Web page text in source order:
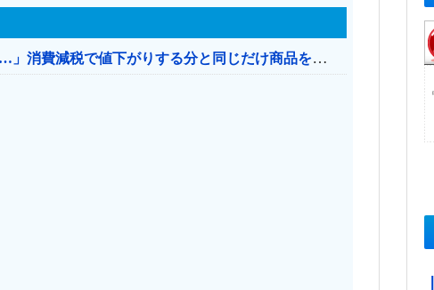
【消費税率1％】 「下げるのが筋なんですけど…」消費減税で値下がりする分と同じだけ商品を値上げして店頭価格を変えない店も